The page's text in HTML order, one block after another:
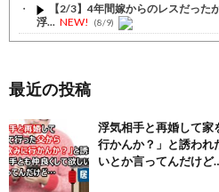
【2/3】4年間嫁からのレスだった
浮... NEW! (8/9)
【注目】熊本地震、28人死亡（30
舌を絡ませて、唾液交換して──
(7/30)
【パリピ孔明】アニオリ場面も高
(6/22)
最近の投稿
浮気相手と再婚して家
行かんか？」と誘われ
いとか言ってんだけど